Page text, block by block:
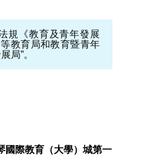
規《教育及青年發展
教育局和教育暨青年
局”。
國際教育（大學）城第一